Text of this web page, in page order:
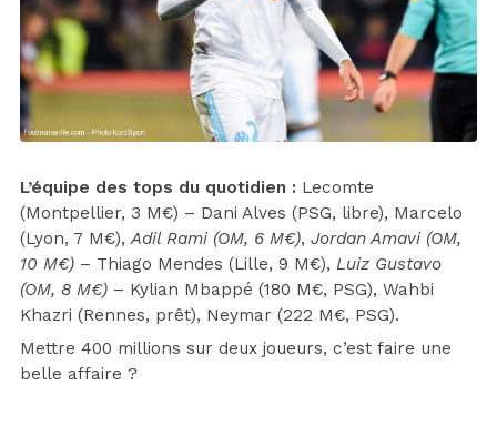
L’équipe des tops du quotidien : Lecomte
(Montpellier, 3 M€) – Dani Alves (PSG, libre), Marcelo
(Lyon, 7 M€),Adil Rami (OM, 6 M€), Jordan Amavi (OM,
10 M€) – Thiago Mendes (Lille, 9 M€), Luiz Gustavo
(OM, 8 M€) – Kylian Mbappé (180 M€, PSG), Wahbi
Khazri (Rennes, prêt), Neymar (222 M€, PSG).
Mettre 400 millions sur deux joueurs, c’est faire une
belle affaire ?